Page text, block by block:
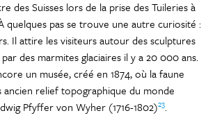
des Suisses lors de la prise des Tuileries à
quelques pas se trouve une autre curiosité :
Il attire les visiteurs autour des sculptures
des marmites glaciaires il y a 20 000 ans.
un musée, créé en 1874, où la faune
ancien relief topographique du monde
Pfyffer von Wyher (1716-1802)23.